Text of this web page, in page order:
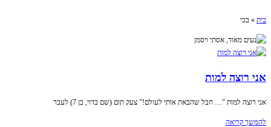
בית » בכי
אני רוצה למות
אני רוצה למות "… חבל ‏שהבאת אותי לעולם!" ‏צעק תום (שם בדוי, בן 7) לעבר
להמשך קריאה